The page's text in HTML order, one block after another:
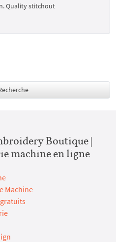
Quality stitchout
Boutique |
machine en ligne
Machine